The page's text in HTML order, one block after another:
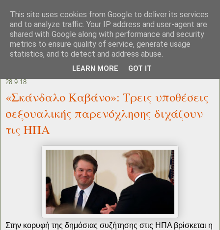
28.9.18
«Σκάνδαλο Καβάνο»: Τρεις υποθέσεις
σεξουαλικής παρενόχλησης διχάζουν
τις ΗΠΑ
Στην κορυφή της δημόσιας συζήτησης στις ΗΠΑ βρίσκεται η
This site uses cookies from Google to deliver its services
and to analyze traffic. Your IP address and user-agent are
shared with Google along with performance and security
metrics to ensure quality of service, generate usage
statistics, and to detect and address abuse.
LEARN MORE GOT IT